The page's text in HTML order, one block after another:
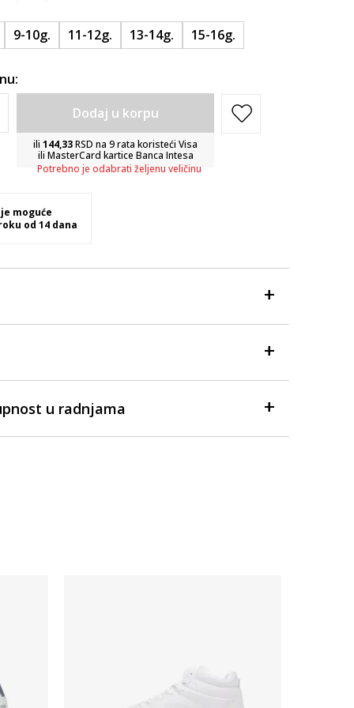
9-10g. 11-12g. 13-14g. 15-16g.
Dodaj u korpu
ili 144,33RSD na 9 rata koristeći Visa
ili MasterCard kartice Banca Intesa
Potrebno je odabrati željenu veličinu
moguće
od 14 dana
u radnjama